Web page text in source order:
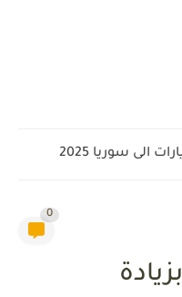
الى سوريا 2025
0